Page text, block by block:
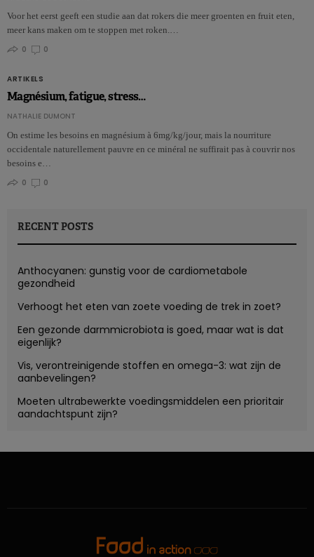
Voor het eerst geeft een studie aan dat rokers die meer groenten en fruit eten,
meer kans maken om te stoppen met roken.…
0
0
ARTIKELS
Magnésium, fatigue, stress…
NATHALIE DUMONT
On estime les besoins en magnésium à 6mg/kg/jour, mais la nourriture
occidentale naturellement pauvre en ce minéral ne suffirait pas à couvrir nos
besoins e…
0
0
RECENT POSTS
Anthocyanen: gunstig voor de cardiometabole
gezondheid
Verhoogt het eten van zoete voeding de trek in zoet?
Een gezonde darmmicrobiota is goed, maar wat is dat
eigenlijk?
Vis, verontreinigende stoffen en omega-3: wat zijn de
aanbevelingen?
Moeten ultrabewerkte voedingsmiddelen een prioritair
aandachtspunt zijn?